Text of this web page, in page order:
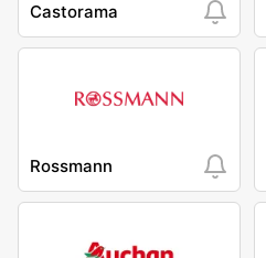
Castorama
Rossmann